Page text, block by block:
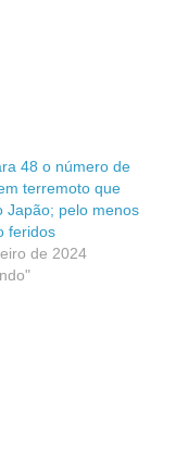
48 o número de
terremoto que
Japão; pelo menos
feridos
de 2024